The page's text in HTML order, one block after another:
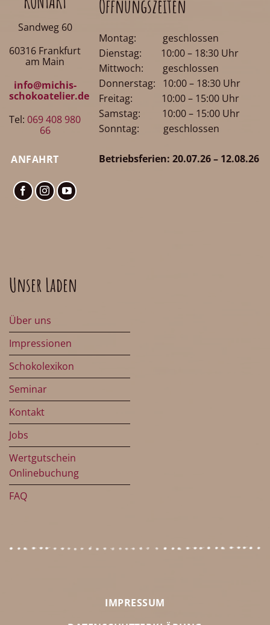
Sandweg 60
60316 Frankfurt
am Main
info@michis-
schokoatelier.de
Tel:069 408 980
66
ANFAHRT
Öffnungszeiten
Montag: geschlossen
Dienstag: 10:00 – 18:30 Uhr
Mittwoch: geschlossen
Donnerstag: 10:00 – 18:30 Uhr
Freitag: 10:00 – 15:00 Uhr
Samstag: 10:00 – 15:00 Uhr
Sonntag: geschlossen
Betriebsferien: 20.07.26 – 12.08.26
Unser Laden
Über uns
Impressionen
Schokolexikon
Seminar
Kontakt
Jobs
Wertgutschein
Onlinebuchung
FAQ
IMPRESSUM